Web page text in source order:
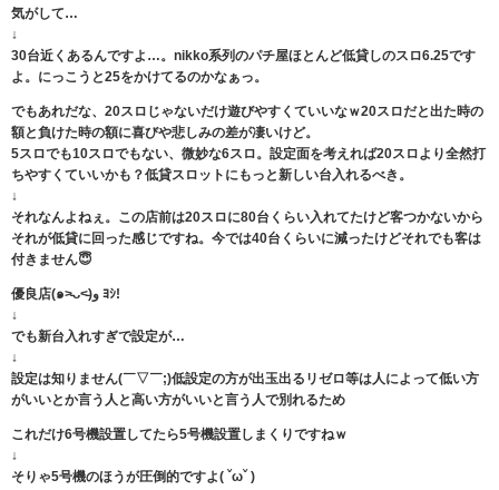
気がして…
↓
30台近くあるんですよ…。nikko系列のパチ屋ほとんど低貸しのスロ6.25です
よ。にっこうと25をかけてるのかなぁっ。
でもあれだな、20スロじゃないだけ遊びやすくていいなｗ20スロだと出た時の
額と負けた時の額に喜びや悲しみの差が凄いけど。
5スロでも10スロでもない、微妙な6スロ。設定面を考えれば20スロより全然打
ちやすくていいかも？低貸スロットにもっと新しい台入れるべき。
↓
それなんよねぇ。この店前は20スロに80台くらい入れてたけど客つかないから
それが低貸に回った感じですね。今では40台くらいに減ったけどそれでも客は
付きません😇
優良店(๑˃̵ᴗ˂̵)و ﾖｼ!
↓
でも新台入れすぎで設定が…
↓
設定は知りません(￣▽￣;)低設定の方が出玉出るリゼロ等は人によって低い方
がいいとか言う人と高い方がいいと言う人で別れるため
これだけ6号機設置してたら5号機設置しまくりですねｗ
↓
そりゃ5号機のほうが圧倒的ですよ( ˇωˇ )